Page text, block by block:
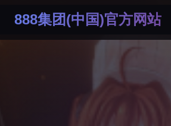
888集团(中国)官方网站